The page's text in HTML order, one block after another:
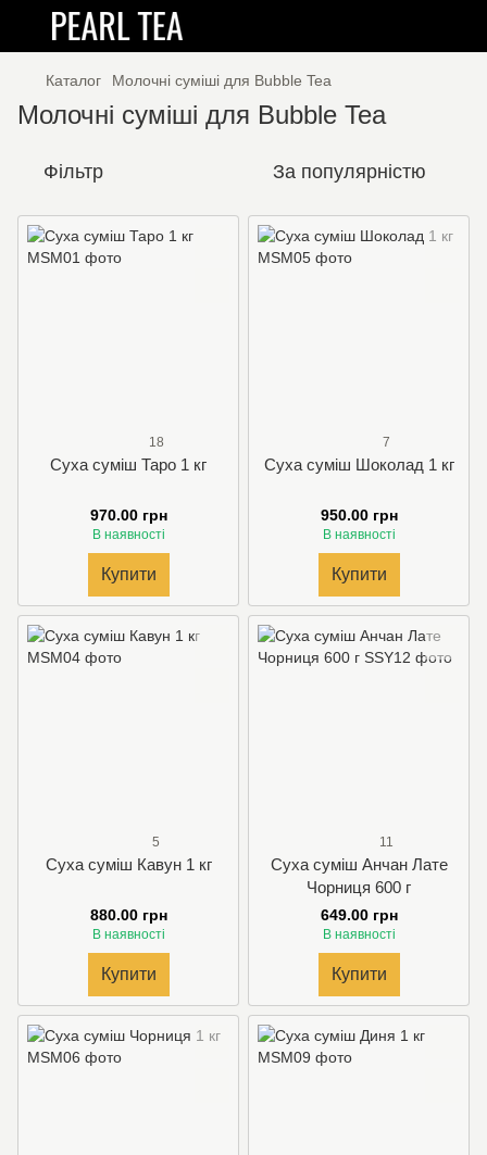
Каталог Молочні суміші для Bubble Tea
Молочні суміші для Bubble Tea
Фільтр За популярністю
18
Суха суміш Таро 1 кг
970.00 грн
В наявності
Купити
7
Суха суміш Шоколад 1 кг
950.00 грн
В наявності
Купити
5
Суха суміш Кавун 1 кг
880.00 грн
В наявності
Купити
11
Суха суміш Анчан Лате
Чорниця 600 г
649.00 грн
В наявності
Купити